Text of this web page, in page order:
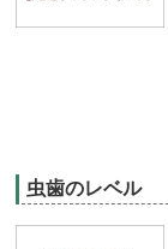
虫歯のレベル